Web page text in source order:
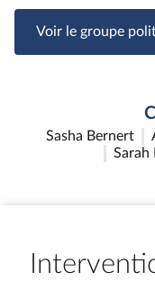
Voir le groupe
Sasha Bernert
Sarah